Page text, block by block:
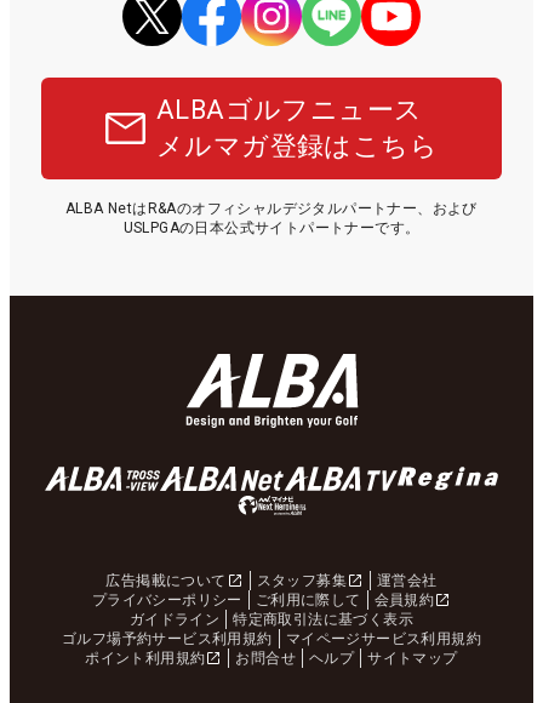
ALBAゴルフニュース
メルマガ登録はこちら
ALBA NetはR&Aのオフィシャルデジタルパートナー、および
USLPGAの日本公式サイトパートナーです。
広告掲載について スタッフ募集
運営会社
プライバシーポリシー
ご利用に際して
会員規約
ガイドライン
特定商取引法に基づく表示
ゴルフ場予約サービス利用規約
マイページサービス利用規約
ポイント利用規約
お問合せ ヘルプ サイトマップ